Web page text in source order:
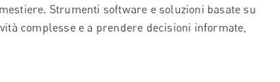
Strumenti software e soluzioni basate su
complesse e a prendere decisioni informate,